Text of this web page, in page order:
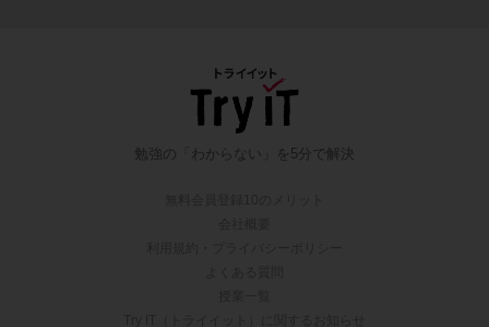
勉強の「わからない」を5分で解決